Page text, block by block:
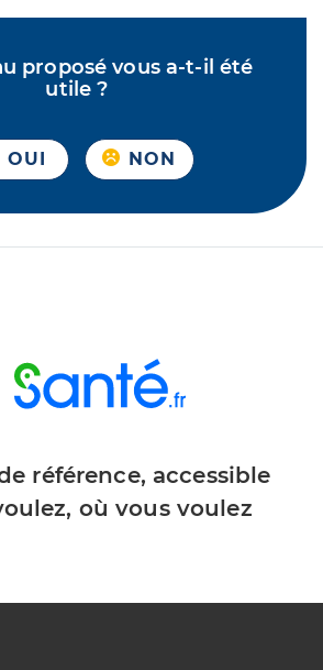
proposé vous a-t-il été
utile ?
OUI NON
référence, accessible
où vous voulez